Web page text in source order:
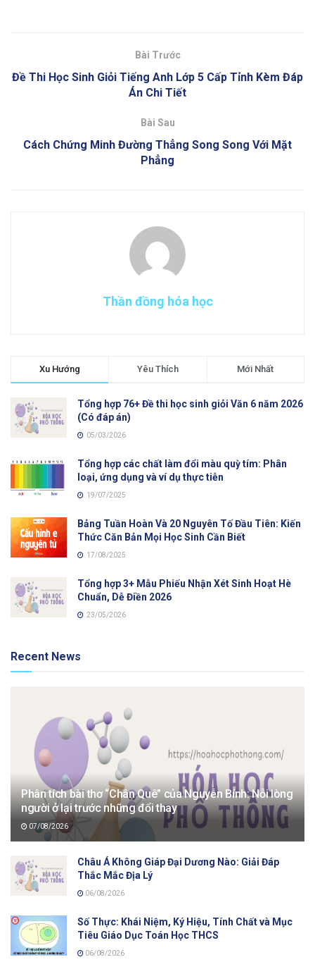
Bài Trước
Đề Thi Học Sinh Giỏi Tiếng Anh Lớp 5 Cấp Tỉnh Kèm Đáp
Án Chi Tiết
Bài Sau
Cách Chứng Minh Đường Thẳng Song Song Với Mặt
Phẳng
Thần đồng hóa học
Xu Hướng Yêu Thích Mới Nhất
Tổng hợp 76+ Đề thi học sinh giỏi Văn 6 năm 2026
(Có đáp án)
05/03/2026
Tổng hợp các chất làm đổi màu quỳ tím: Phân
loại, ứng dụng và ví dụ thực tiễn
19/07/2025
Bảng Tuần Hoàn Và 20 Nguyên Tố Đầu Tiên: Kiến
Thức Căn Bản Mọi Học Sinh Cần Biết
17/08/2025
Tổng hợp 3+ Mẫu Phiếu Nhận Xét Sinh Hoạt Hè
Chuẩn, Dễ Điền 2026
23/05/2026
Recent News
Phân tích bài thơ “Chân Quê” của Nguyễn Bính: Nỗi lòng
người ở lại trước những đổi thay
07/08/2026
Châu Á Không Giáp Đại Dương Nào: Giải Đáp
Thắc Mắc Địa Lý
06/08/2026
Số Thực: Khái Niệm, Ký Hiệu, Tính Chất và Mục
Tiêu Giáo Dục Toán Học THCS
06/08/2026